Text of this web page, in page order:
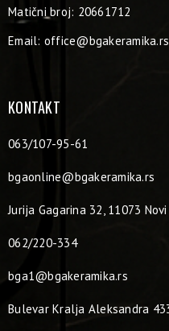
Matični broj: 20661712
Email: office@bgakeramika.rs
KONTAKT
063/107-95-61
bgaonline@bgakeramika.rs
Jurija Gagarina 32, 11073
062/220-334
bga1@bgakeramika.rs
Bulevar Kralja Aleksandra